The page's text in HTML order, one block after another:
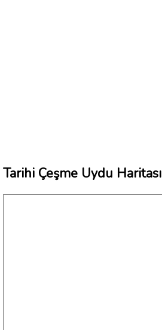
Tarihi Çeşme Uydu Haritası